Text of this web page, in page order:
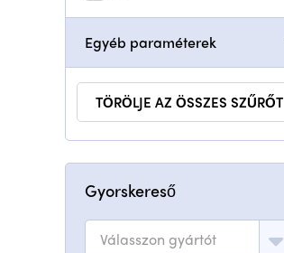
Egyéb paraméterek
TÖRÖLJE AZ ÖSSZES SZŰRŐT
Gyorskereső
Válasszon gyártót